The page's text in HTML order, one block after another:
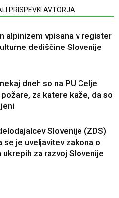
PRISPEVKI AVTORJA
alpinizem vpisana v register
dediščine Slovenije
dneh so na PU Celje
za katere kaže, da so
Slovenije (ZDS)
se je uveljavitev zakona o
ukrepih za razvoj Slovenije